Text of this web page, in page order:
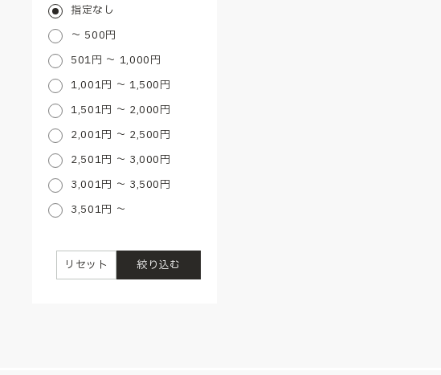
指定なし
～ 500円
501円 ～ 1,000円
1,001円 ～ 1,500円
1,501円 ～ 2,000円
2,001円 ～ 2,500円
2,501円 ～ 3,000円
3,001円 ～ 3,500円
3,501円 ～
絞り込む
リセット